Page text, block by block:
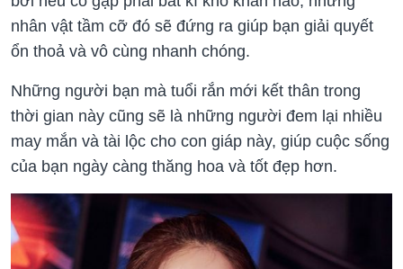
nhân vật tầm cỡ đó sẽ đứng ra giúp bạn giải quyết
ổn thoả và vô cùng nhanh chóng.
Những người bạn mà tuổi rắn mới kết thân trong
thời gian này cũng sẽ là những người đem lại nhiều
may mắn và tài lộc cho con giáp này, giúp cuộc sống
của bạn ngày càng thăng hoa và tốt đẹp hơn.